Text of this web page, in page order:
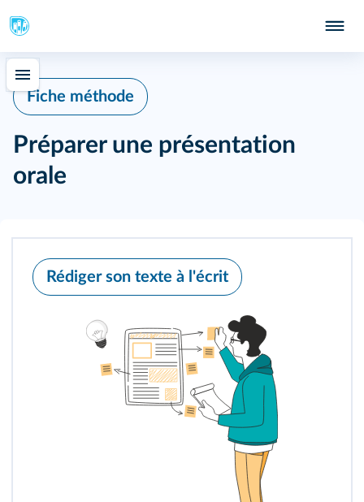
Fiche méthode
Préparer une présentation
orale
Rédiger son texte à l'écrit